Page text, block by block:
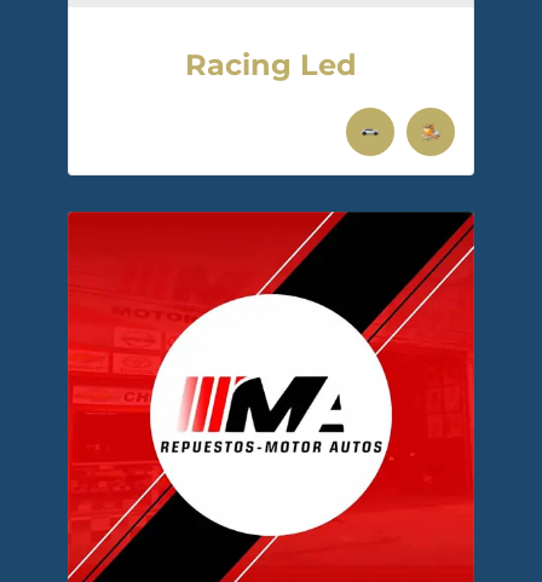
Racing Led